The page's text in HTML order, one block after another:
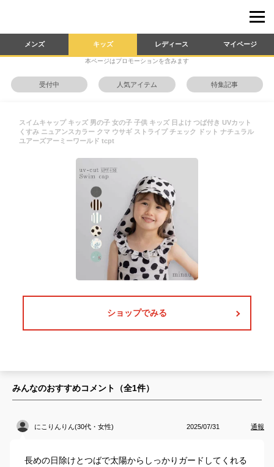
メンズ キッズ レディース マイページ
本ページはプロモーションを含みます
受付中 人気アイテム 特集記事
スイムキャップ キッズ 男の子 女の子 子供 キッズ 日よけ つば付き UVカット
くすみ ニュアンスカラー クマ ウサギ ストライプ チェック ドット ナチュラル
ユアーズアーミーワールド tcpt
ショップでみる
みんなのおすすめコメント（全1件）
にこりんりん(30代・女性) 2025/07/31 通報
長めの日除けとつばで太陽からしっかりガードしてくれる